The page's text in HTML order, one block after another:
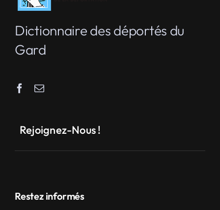
Dictionnaire des déportés du
Gard
Rejoignez-Nous !
Restez informés